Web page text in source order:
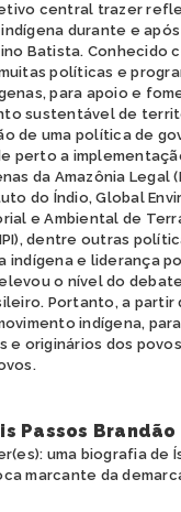
central trazer
durante e
Batista. Conhecido
políticas e
para apoio e
sustentável de
de uma política de
perto a
da Amazônia Legal
do Índio, Global
e Ambiental de
dentre outras
indígena e liderança
o nível do
Portanto, a
indígena,
e originários dos
Passos Brandão
uma biografia de
marcante da